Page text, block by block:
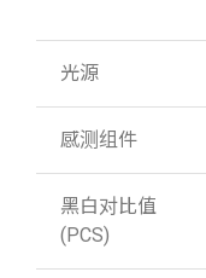
光源
感测组件
黑白对比值
(PCS)